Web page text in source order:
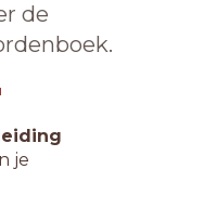
de
je